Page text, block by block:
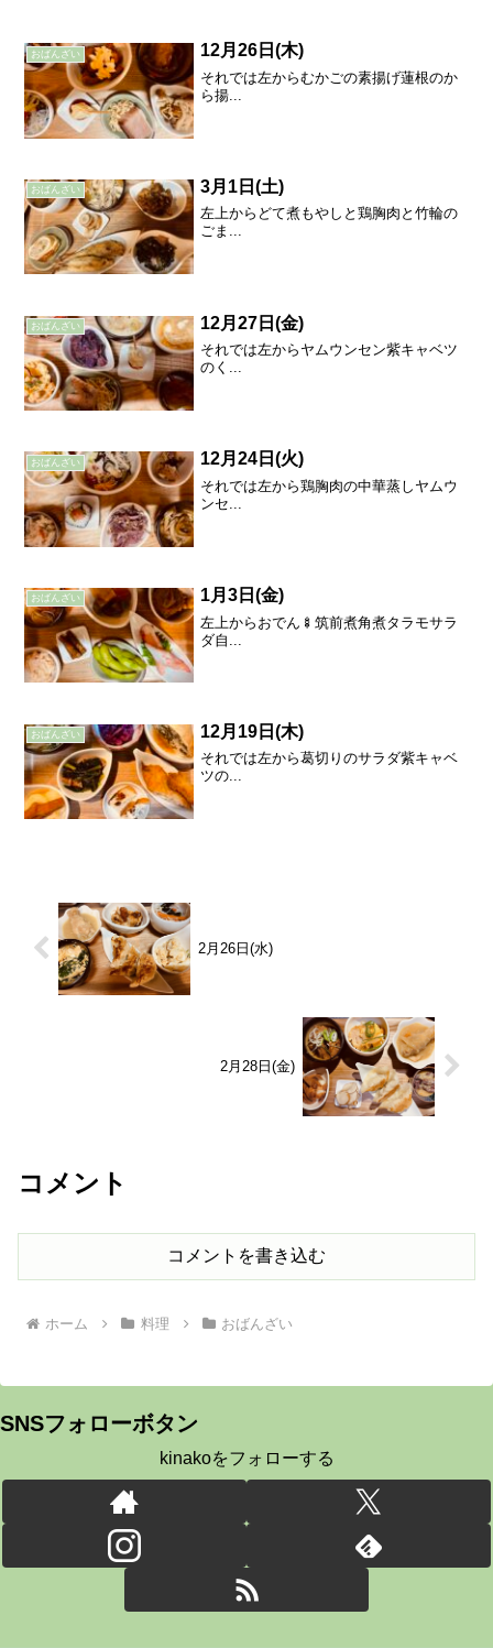
おばんざい 12月26日(木)
それでは左からむかごの素揚げ蓮根のか
ら揚...
おばんざい 3月1日(土)
左上からどて煮もやしと鶏胸肉と竹輪の
ごま...
おばんざい 12月27日(金)
それでは左からヤムウンセン紫キャベツ
のく...
おばんざい 12月24日(火)
それでは左から鶏胸肉の中華蒸しヤムウ
ンセ...
おばんざい 1月3日(金)
左上からおでん🍢筑前煮角煮タラモサラ
ダ自...
おばんざい 12月19日(木)
それでは左から葛切りのサラダ紫キャベ
ツの...
2月26日(水)
2月28日(金)
コメント
コメントを書き込む
ホーム 料理 おばんざい
SNSフォローボタン
kinakoをフォローする